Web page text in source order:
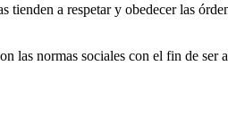
a respetar y obedecer las
las normas sociales con el fin de ser